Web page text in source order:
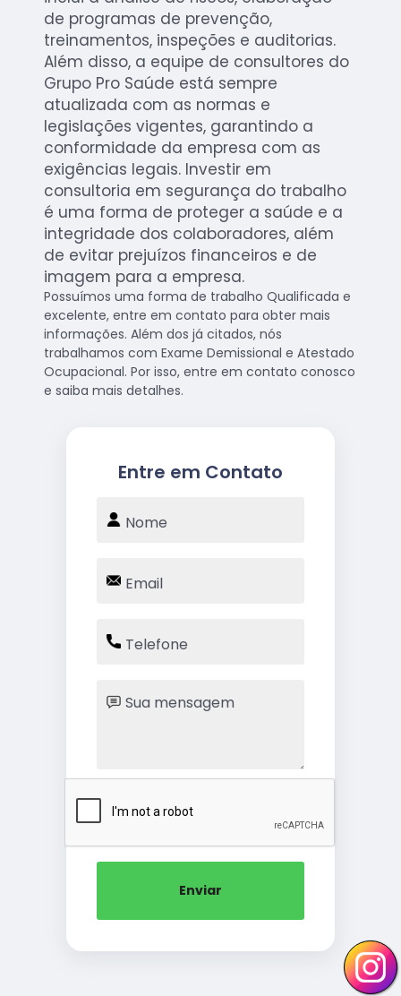
de programas de prevenção,
treinamentos, inspeções e auditorias.
Além disso, a equipe de consultores do
Grupo Pro Saúde está sempre
atualizada com as normas e
legislações vigentes, garantindo a
conformidade da empresa com as
exigências legais. Investir em
consultoria em segurança do trabalho
é uma forma de proteger a saúde e a
integridade dos colaboradores, além
de evitar prejuízos financeiros e de
imagem para a empresa.
Possuímos uma forma de trabalho Qualificada e
excelente, entre em contato para obter mais
informações. Além dos já citados, nós
trabalhamos com Exame Demissional e Atestado
Ocupacional. Por isso, entre em contato conosco
e saiba mais detalhes.
Entre em Contato
Enviar